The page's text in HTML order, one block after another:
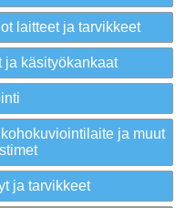
laitteet ja tarvikkeet
ja käsityökankaat
ja muut
ja tarvikkeet